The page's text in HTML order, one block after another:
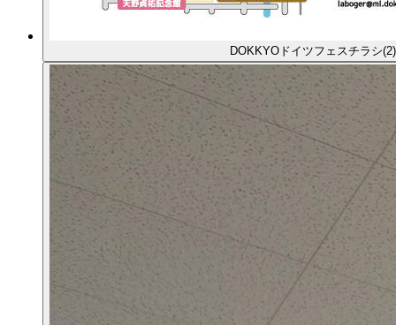
DOKKYOドイツフェスチラシ(2)